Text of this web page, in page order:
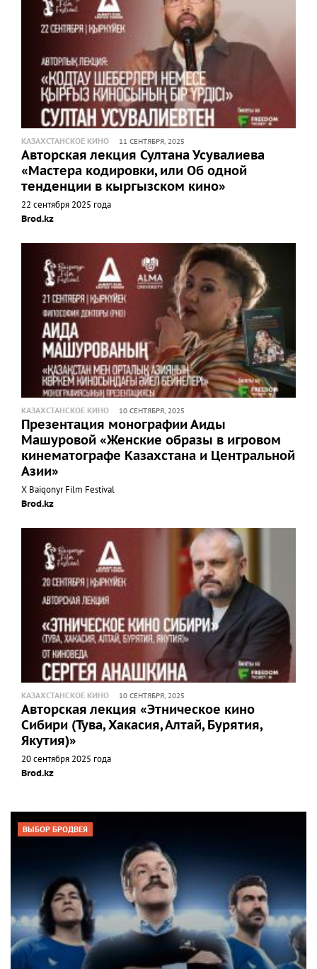
КАЗАХСТАНСКОЕ КИНО 11 СЕНТЯБРЯ, 2025
Авторская лекция Султана Усувалиева
«Мастера кодировки, или Об одной
тенденции в кыргызском кино»
22 сентября 2025 года
Brod.kz
КАЗАХСТАНСКОЕ КИНО 10 СЕНТЯБРЯ, 2025
Презентация монографии Аиды
Машуровой «Женские образы в игровом
кинематографе Казахстана и Центральной
Азии»
X Baiqonyr Film Festival
Brod.kz
КАЗАХСТАНСКОЕ КИНО 10 СЕНТЯБРЯ, 2025
Авторская лекция «Этническое кино
Сибири (Тува, Хакасия, Алтай, Бурятия,
Якутия)»
20 сентября 2025 года
Brod.kz
ВЫБОР БРОДВЕЯ